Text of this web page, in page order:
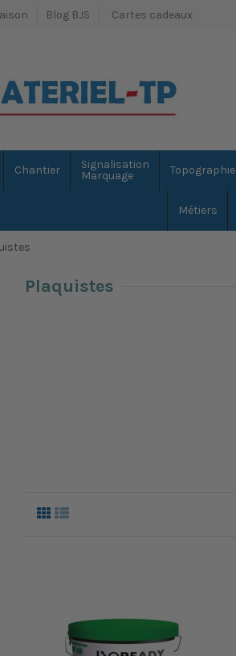
Blog BJS Cartes cadeaux
Chantier
Signalisation
Marquage
Topographie
Métiers
Plaquistes